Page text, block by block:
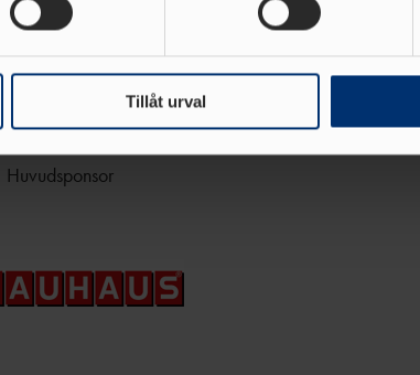
vidarebefordrar även sådana identifierare och
som vi samarbetar med. Dessa kan i sin
eller som de har samlat in när du har använt
Tillåt urval
Huvudsponsor